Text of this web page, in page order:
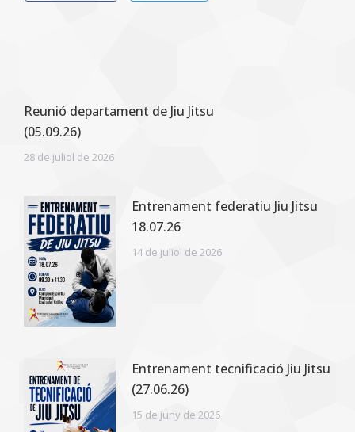
Reunió departament de Jiu Jitsu
(05.09.26)
28 de juliol de 2026
Entrenament federatiu Jiu Jitsu
18.07.26
14 de juliol de 2026
Entrenament tecnificació Jiu Jitsu
(27.06.26)
15 de juny de 2026